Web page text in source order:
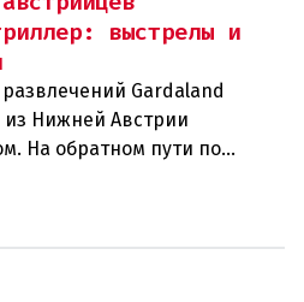
выстрелы и
Gardaland
из Нижней Австрии
На обратном пути по
и Венецией их машина
за которым